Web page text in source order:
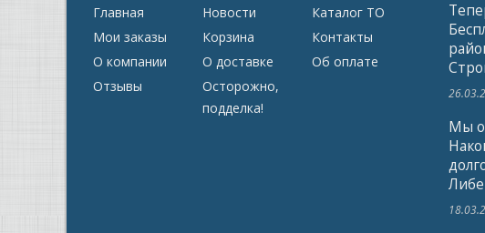
Главная Новости
Каталог ТО
Мои заказы
Корзина
Контакты
О компании
О доставке
Об оплате
Отзывы
Осторожно,
подделка!
Мы